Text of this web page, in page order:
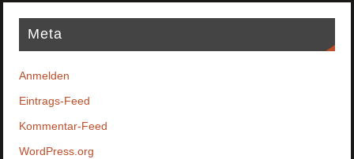
Meta
Anmelden
Eintrags-Feed
Kommentar-Feed
WordPress.org